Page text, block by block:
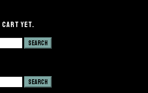
YET.